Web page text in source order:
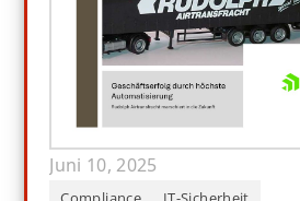
Juni 10, 2025